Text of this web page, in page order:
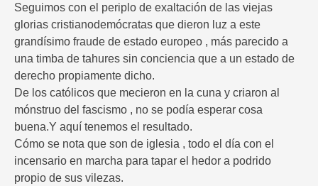
Seguimos con el periplo de exaltación de las viejas
glorias cristianodemócratas que dieron luz a este
grandísimo fraude de estado europeo , más parecido a
una timba de tahures sin conciencia que a un estado de
derecho propiamente dicho.
De los católicos que mecieron en la cuna y criaron al
mónstruo del fascismo , no se podía esperar cosa
buena.Y aquí tenemos el resultado.
Cómo se nota que son de iglesia , todo el día con el
incensario en marcha para tapar el hedor a podrido
propio de sus vilezas.